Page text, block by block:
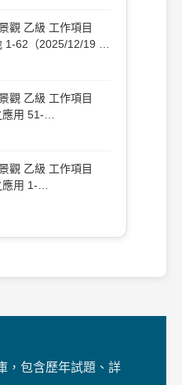
觀 乙級 工作項目
1-62（2025/12/19 更
觀 乙級 工作項目
用 51-
）#135388
觀 乙級 工作項目
用 1-
）#135387
，包含歷年試題、詳